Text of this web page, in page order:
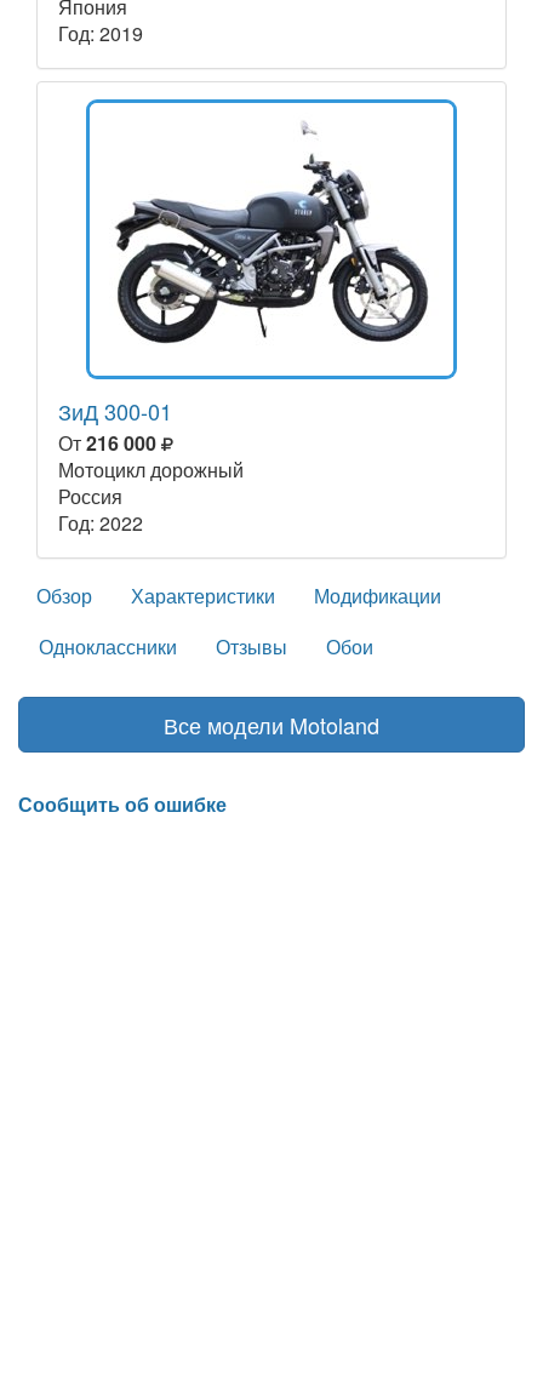
Япония
Год: 2019
ЗиД 300-01
От216 000
Мотоцикл дорожный
Россия
Год: 2022
Обзор Характеристики
Модификации
Одноклассники
Отзывы Обои
Все модели Motoland
Сообщить об ошибке